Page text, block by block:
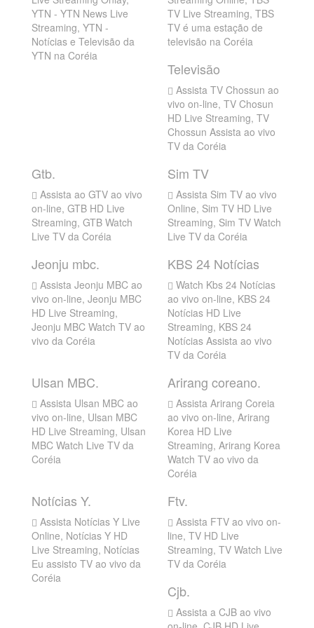
YTN - YTN News Live
Streaming, YTN -
Notícias e Televisão da
YTN na Coréia
TV Live Streaming, TBS
TV é uma estação de
televisão na Coréia
Televisão
Assista TV Chossun ao
vivo on-line, TV Chosun
HD Live Streaming, TV
Chossun Assista ao vivo
TV da Coréia
Gtb.
Assista ao GTV ao vivo
on-line, GTB HD Live
Streaming, GTB Watch
Live TV da Coréia
Sim TV
Assista Sim TV ao vivo
Online, Sim TV HD Live
Streaming, Sim TV Watch
Live TV da Coréia
Jeonju mbc.
Assista Jeonju MBC ao
vivo on-line, Jeonju MBC
HD Live Streaming,
Jeonju MBC Watch TV ao
vivo da Coréia
KBS 24 Notícias
Watch Kbs 24 Notícias
ao vivo on-line, KBS 24
Notícias HD Live
Streaming, KBS 24
Notícias Assista ao vivo
TV da Coréia
Ulsan MBC.
Assista Ulsan MBC ao
vivo on-line, Ulsan MBC
HD Live Streaming, Ulsan
MBC Watch Live TV da
Coréia
Arirang coreano.
Assista Arirang Coreia
ao vivo on-line, Arirang
Korea HD Live
Streaming, Arirang Korea
Watch TV ao vivo da
Coréia
Notícias Y.
Assista Notícias Y Live
Online, Notícias Y HD
Live Streaming, Notícias
Eu assisto TV ao vivo da
Coréia
Ftv.
Assista FTV ao vivo on-
line, TV HD Live
Streaming, TV Watch Live
TV da Coréia
Cjb.
Assista a CJB ao vivo